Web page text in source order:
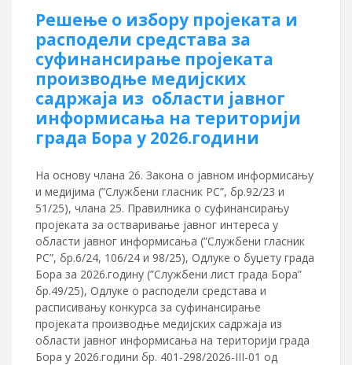
Решење о избору пројеката и
расподели средстава за
суфинансирање пројеката
производње медијских
садржаја из области јавног
информисања на територији
града Бора у 2026.години
На основу члана 26. Закона о јавном информисању
и медијима (”Службени гласник РС”, бр.92/23 и
51/25), члана 25. Правилника о суфинансирању
пројеката за остваривање јавног интереса у
области јавног информисања (”Службени гласник
РС”, бр.6/24, 106/24 и 98/25), Одлуке о буџету града
Бора за 2026.годину (”Службени лист града Бора”
бр.49/25), Одлуке о расподели средстава и
расписивању конкурса за суфинансирање
пројеката производње медијских садржаја из
области јавног информисања на територији града
Бора у 2026.години бр. 401-298/2026-III-01 од